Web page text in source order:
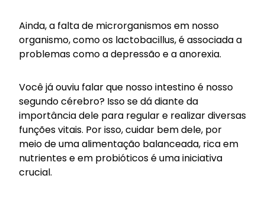
Ainda, a falta de microrganismos em nosso
organismo, como os lactobacillus, éassociadaa
problemas como a depressão e a anorexia.
Você já ouviu falar que nosso intestino é nosso
segundo cérebro? Isso se dá diante da
importância dele para regular e realizar diversas
funções vitais. Por isso, cuidar bem dele, por
meio de uma alimentação balanceada, rica em
nutrientes e em probióticos é uma iniciativa
crucial.